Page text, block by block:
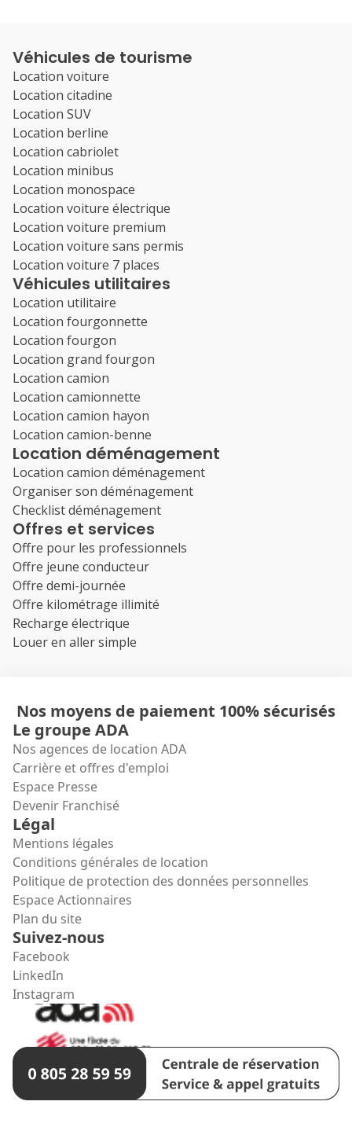
Véhicules de tourisme
Location voiture
Location citadine
Location SUV
Location berline
Location cabriolet
Location minibus
Location monospace
Location voiture électrique
Location voiture premium
Location voiture sans permis
Location voiture 7 places
Véhicules utilitaires
Location utilitaire
Location fourgonnette
Location fourgon
Location grand fourgon
Location camion
Location camionnette
Location camion hayon
Location camion-benne
Location déménagement
Location camion déménagement
Organiser son déménagement
Checklist déménagement
Offres et services
Offre pour les professionnels
Offre jeune conducteur
Offre demi-journée
Offre kilométrage illimité
Recharge électrique
Louer en aller simple
Nos moyens de paiement 100% sécurisés
Le groupe ADA
Nos agences de location ADA
Carrière et offres d'emploi
Espace Presse
Devenir Franchisé
Légal
Mentions légales
Conditions générales de location
Politique de protection des données personnelles
Espace Actionnaires
Plan du site
Suivez-nous
Facebook
LinkedIn
Instagram